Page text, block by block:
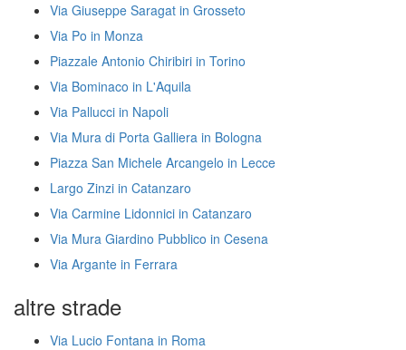
Via Giuseppe Saragat in Grosseto
Via Po in Monza
Piazzale Antonio Chiribiri in Torino
Via Bominaco in L'Aquila
Via Pallucci in Napoli
Via Mura di Porta Galliera in Bologna
Piazza San Michele Arcangelo in Lecce
Largo Zinzi in Catanzaro
Via Carmine Lidonnici in Catanzaro
Via Mura Giardino Pubblico in Cesena
Via Argante in Ferrara
altre strade
Via Lucio Fontana in Roma